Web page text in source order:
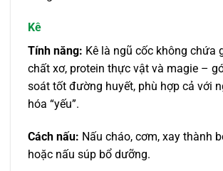
Kê
Tính năng: Kê là ngũ cốc không chứa
chất xơ, protein thực vật và magie –
soát tốt đường huyết, phù hợp cả với
hóa “yếu”.
Cách nấu: Nấu cháo, cơm, xay thành
hoặc nấu súp bổ dưỡng.